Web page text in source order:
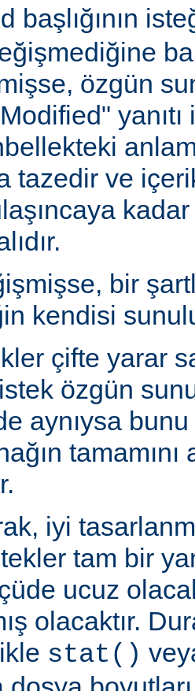
başlığının
özgün
tazedir ve
bir
kendisi
çifte yarar
özgün
aynıysa
iyi
tam bir
ucuz
olacaktır.
stat()